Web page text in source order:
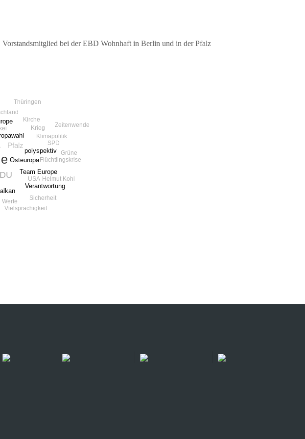
bei der EBD Wohnhaft in Berlin und in der Pfalz
Pfalz
Osteuropa
polyspektiv
Team Europe
Verantwortung
Flüchtlingskrise
Werte
Krieg
USA
Klimapolitik
SPD
Grüne
Helmut Kohl
Kirche
Sicherheit
Vielsprachigkeit
Thüringen
Zeitenwende